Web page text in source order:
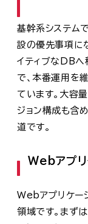
基幹系システム
設の優先事項に
イティブなDB
で、本番運用を
ています。大容
ジョン構成も含
道です。
Webアプリ
Webアプリケー
領域です。まず